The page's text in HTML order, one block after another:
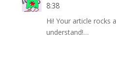
8:38
Hi! Your article rocks
understand!…